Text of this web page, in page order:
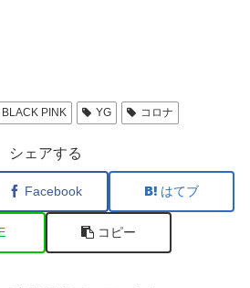
BLACK PINK YG コロナ
シェアする
Facebook はてブ
コピー